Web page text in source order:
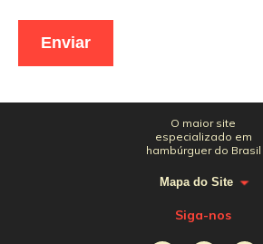
O maior site
especializado em
hambúrguer do Brasil
Mapa do Site
Siga-nos